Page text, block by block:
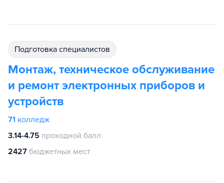
подготовка специалистов
Монтаж, техническое обслуживание
и ремонт электронных приборов и
устройств
71 колледж
3.14-4.75 проходной балл
2427 бюджетных мест